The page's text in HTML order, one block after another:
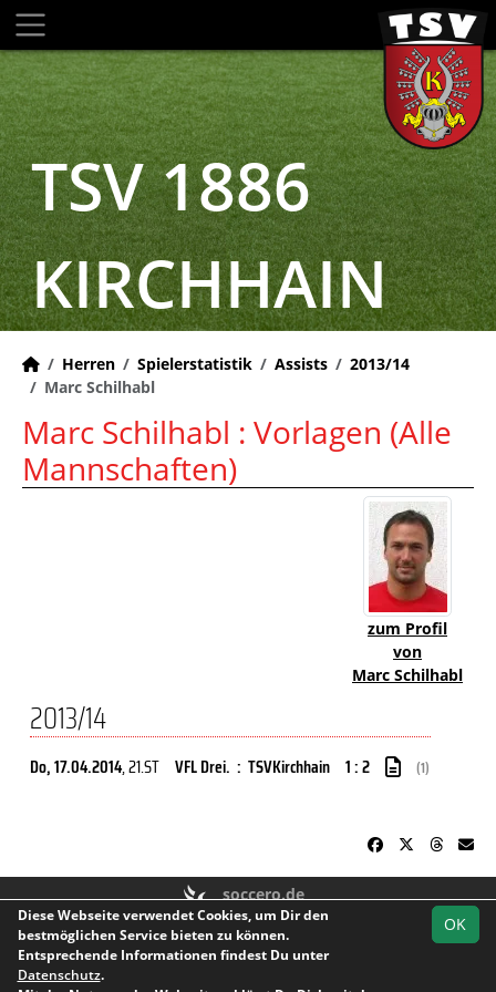
TSV 1886
KIRCHHAIN
Herren Spielerstatistik Assists
2013/14
Marc Schilhabl
Marc Schilhabl : Vorlagen (Alle
Mannschaften)
zum Profil
von
Marc Schilhabl
2013/14
Do, 17.04.2014, 21.ST VFL Drei. : TSVKirchhain 1 : 2 (1)
soccero.de
© 2006 - 2026
Besucherstatistik Kontakt Impressum
Geburtstage
OK
Diese Webseite verwendet Cookies, um Dir den
bestmöglichen Service bieten zu können.
Entsprechende Informationen findest Du unter
Datenschutz.